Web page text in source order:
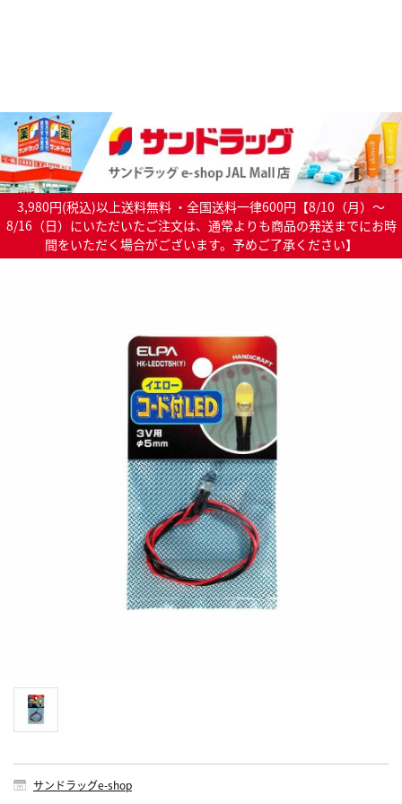
3,980円(税込)以上送料無料 ・全国送料一律600円【8/10（月）～
8/16（日）にいただいたご注文は、通常よりも商品の発送までにお時
間をいただく場合がございます。予めご了承ください】
サンドラッグe-shop